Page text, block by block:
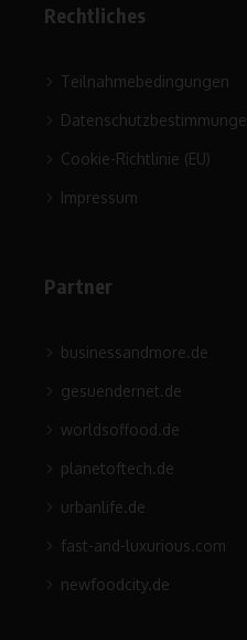
Rechtliches
Teilnahmebedingungen
Cookie-Richtlinie (EU)
Impressum
Partner
businessandmore.de
gesuendernet.de
worldsoffood.de
planetoftech.de
urbanlife.de
fast-and-luxurious.com
newfoodcity.de